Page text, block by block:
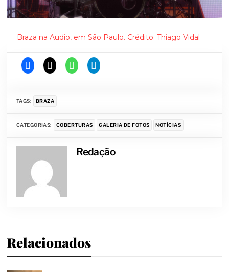
Braza na Audio, em São Paulo. Crédito: Thiago Vidal
TAGS: BRAZA
CATEGORIAS: COBERTURAS GALERIA DE FOTOS NOTÍCIAS
Redação
Relacionados